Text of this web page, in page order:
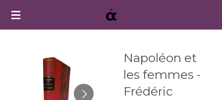
Passer
Napoléon et
les femmes -
Frédéric